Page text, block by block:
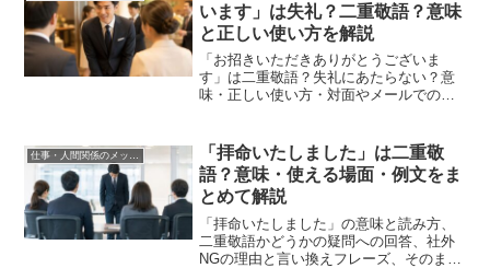
います」は失礼？二重敬語？意味
と正しい使い方を解説
「お招きいただきありがとうございま
す」は二重敬語？失礼にあたらない？意
味・正しい使い方・対面やメールでの例
仕事・人間関係のメッセージ
「拝命いたしました」は二重敬
語？意味・使える場面・例文をま
とめて解説
「拝命いたしました」の意味と読み方、
二重敬語かどうかの疑問への回答、社外
NGの理由と言い換えフレーズ、そのまま